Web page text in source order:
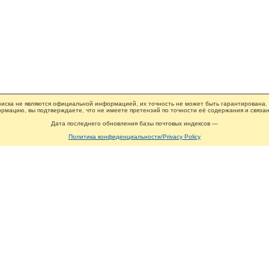
не являются официальной информацией, их точность не может быть гарантирована.
вы подтверждаете, что не имеете претензий по точности её содержания и
Дата последнего обновления базы почтовых индексов —
Политика конфиденциальности/Privacy Policy